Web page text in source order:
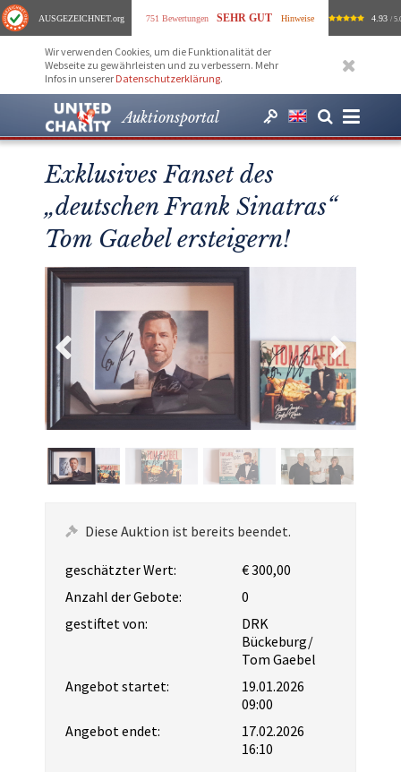
AUSGEZEICHNET.org 751 Bewertungen SEHR GUT Hinweise 4.93 /
Wir verwenden Cookies, um die Funktionalität der
Webseite zu gewährleisten und zu verbessern. Mehr
Infos in unserer Datenschutzerklärung.
Auktionsportal
Exklusives Fanset des
„deutschen Frank Sinatras“
Tom Gaebel ersteigern!
Diese Auktion ist bereits beendet.
geschätzter Wert:
€ 300,00
Anzahl der Gebote:
0
gestiftet von:
DRK
Bückeburg/
Tom Gaebel
Angebot startet:
19.01.2026
09:00
Angebot endet:
17.02.2026
16:10